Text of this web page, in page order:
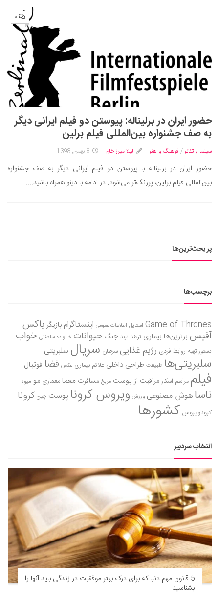
علمی
فناوری‌ها
نجوم و هوا فضا
زمین و محیط زیست
خودرو
سرگرمی
دانستنی‌ها
بازی
اخبار
۰
حضور ایران در برلیناله: پیوستن دو فیلم ایرانی دیگر
به صف جشنواره بین‌المللی فیلم برلین
سینما و تئاتر / فرهنگ و هنر لیلا میرزاخان 8 بهمن, 1398
حضور ایران در برلیناله با پیوستن دو فیلم ایرانی دیگر به صف جشنواره
بین‌المللی فیلم برلین، پررنگ‌تر می‌شود. در ادامه با دینو همراه باشید....
پر بحث‌ترین‌ها
برچسب‌ها
Game of Thrones استایل اطلاعات عمومی اینستاگرام بازیگر باکس
آفیس برترین‌ها بیماری ترفند ترند جنگ حیوانات خانواده سلطنتی خواب
دستور تهیه روابط فردی رژیم غذاییسرطان سریال سلبریتی
سلبریتی‌ها طبیعت طراحی داخلی علائم بیماری عکس فضا فوتبال
فیلم مراسم اسکارمراقبت از پوست مریخ مسافرت معمامعماری مو میوه
ناساهوش مصنوعی ورزش ویروس کرونا پوست چین کرونا
کروناویروس کشورها
انتخاب سردبیر
5 قانون مهم دنیا که برای درک بهتر موفقیت در زندگی باید آنها را
بشناسید